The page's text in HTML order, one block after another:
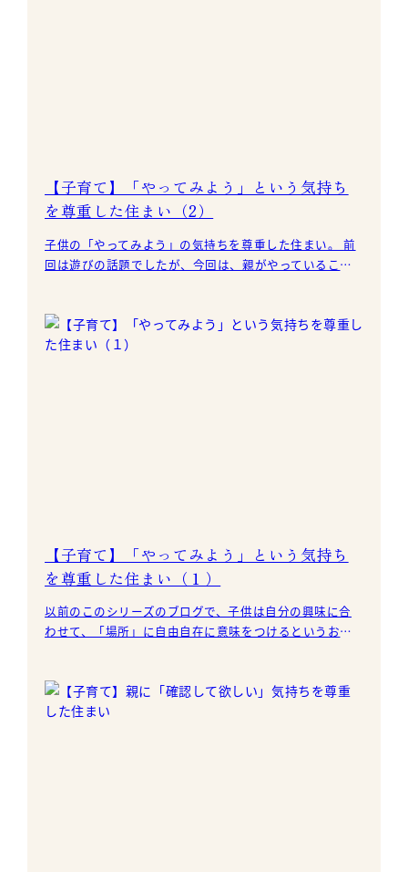
【子育て】「やってみよう」という気持ち
を尊重した住まい（2）
子供の「やってみよう」の気持ちを尊重した住まい。 前
回は遊びの話題でしたが、今回は、親がやっていること
【子育て】「やってみよう」という気持ち
を尊重した住まい（１）
以前のこのシリーズのブログで、子供は自分の興味に合
わせて、「場所」に自由自在に意味をつけるというお話